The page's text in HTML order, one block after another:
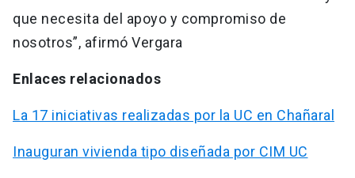
que necesita del apoyo y compromiso de
nosotros”, afirmó Vergara
Enlaces relacionados
La 17 iniciativas realizadas por la UC en Chañaral
Inauguran vivienda tipo diseñada por CIM UC